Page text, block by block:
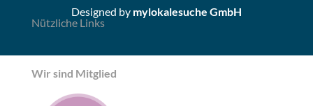
Nützliche Links
Wir sind Mitglied
Designed by mylokalesuche GmbH